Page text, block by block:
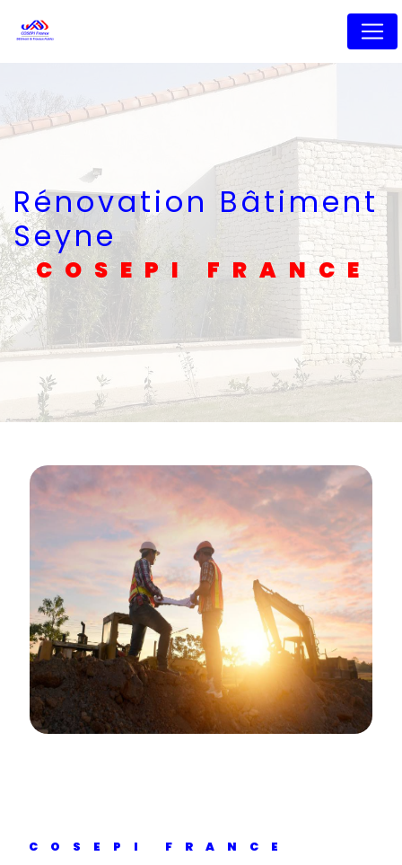
Rénovation Bâtiment
Seyne
COSEPI FRANCE
COSEPI FRANCE